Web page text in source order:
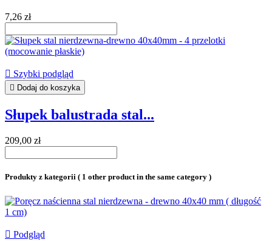
7,26 zł
 Szybki podgląd
 Dodaj do koszyka
Słupek balustrada stal...
209,00 zł
Produkty z kategorii ( 1 other product in the same category )
 Podgląd